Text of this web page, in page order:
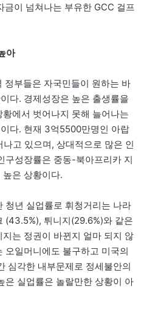
이 넘쳐나는 부유한 GCC 걸프
아
부들은 자국민들이 원하는 바
다. 경제성장은 높은 출생률을
에서 벗어나지 못해 늘어나는
다. 현재 3억5500만명인 아랍
고 있으며, 상대적으로 많은 인
구성장률은 중동-북아프리카 지
은 상황이다.
청년 실업률로 휘청거리는 나라
(43.5%), 튀니지(29.6%)와 같은
는 정권이 바뀐지 얼마 되지 않
오일머니에도 불구하고 미국의
심각한 내부문제로 정세불안의
은 실업률은 놀랄만한 상황이 아